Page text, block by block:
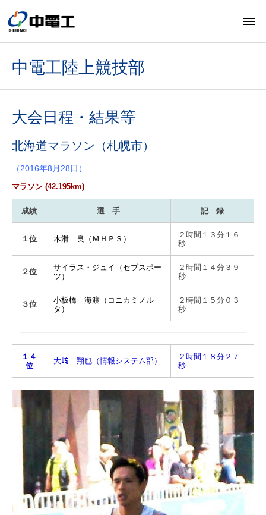
中電工陸上競技部
大会日程・結果等
北海道マラソン（札幌市）
（2016年8月28日）
マラソン (42.195km)
成績 選 手 記 録
１位 木滑 良（ＭＨＰＳ）
２時間１３分１６
秒
２位
サイラス・ジュイ（セブスポー
ツ）
２時間１４分３９
秒
３位
小板橋 海渡（コニカミノル
タ）
２時間１５分０３
秒
１４
位
大﨑 翔也（情報システム部）
２時間１８分２７
秒